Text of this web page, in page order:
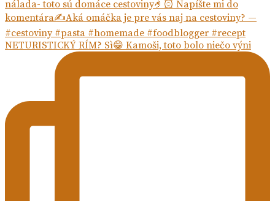
NETURISTICKÝ RÍM? Sì😁 Kamoši, toto bolo niečo výni